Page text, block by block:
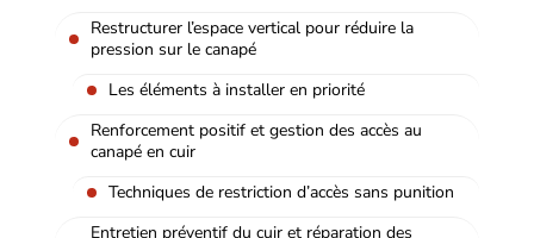
Restructurer l’espace vertical pour réduire la
pression sur le canapé
Les éléments à installer en priorité
Renforcement positif et gestion des accès au
canapé en cuir
Techniques de restriction d’accès sans punition
Entretien préventif du cuir et réparation des